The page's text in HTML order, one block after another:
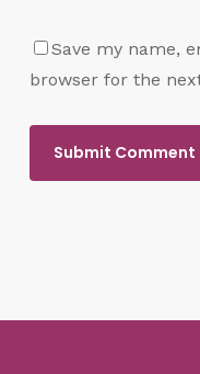
Save my name,
browser for the